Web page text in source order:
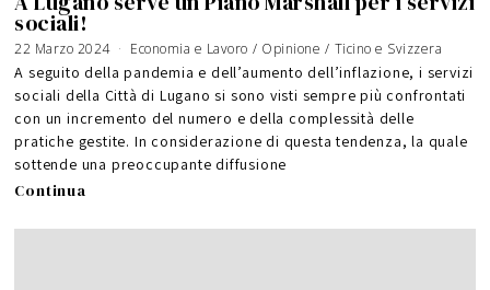
sociali!
22 Marzo 2024 Economia e Lavoro / Opinione / Ticino e Svizzera
A seguito della pandemia e dell’aumento dell’inflazione, i servizi
sociali della Città di Lugano si sono visti sempre più confrontati
con un incremento del numero e della complessità delle
pratiche gestite. In considerazione di questa tendenza, la quale
sottende una preoccupante diffusione
Continua